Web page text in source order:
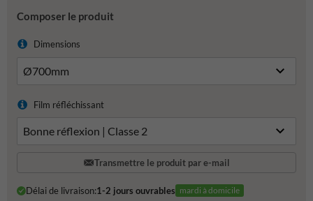
Composer le produit
Dimensions
Film réfléchissant
Transmettre le produit par e-mail
Délai de livraison:1-2 jours ouvrables mardi à domicile